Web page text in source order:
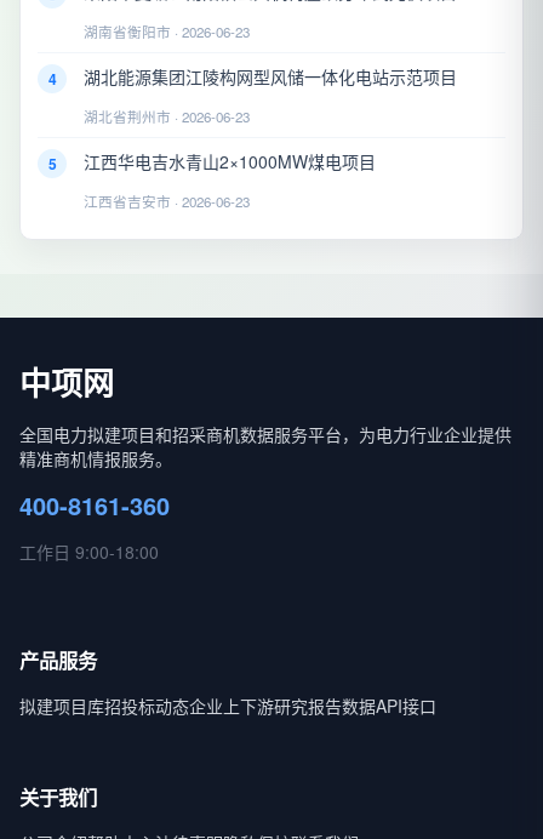
湖南省衡阳市 · 2026-06-23
4 湖北能源集团江陵构网型风储一体化电站示范项目
湖北省荆州市 · 2026-06-23
5 江西华电吉水青山2×1000MW煤电项目
江西省吉安市 · 2026-06-23
中项网
全国电力拟建项目和招采商机数据服务平台，为电力行业企业提供
精准商机情报服务。
400-8161-360
工作日 9:00-18:00
产品服务
拟建项目库招投标动态企业上下游研究报告数据API接口
关于我们